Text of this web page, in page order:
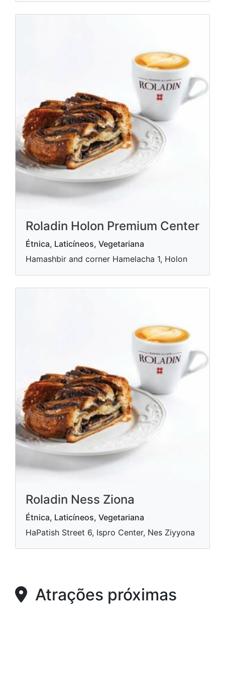
Roladin Holon Premium Center
Étnica, Laticíneos, Vegetariana
Hamashbir and corner Hamelacha 1, Holon
Roladin Ness Ziona
Étnica, Laticíneos, Vegetariana
HaPatish Street 6, Ispro Center, Nes Ziyyona
Atrações próximas